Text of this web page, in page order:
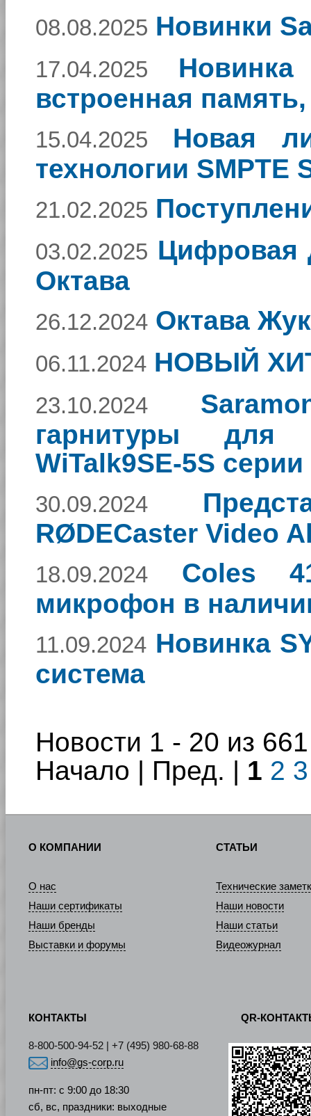
08.08.2025 Новинки
17.04.2025
встроенная
15.04.2025
Новая
технологии SMPTE
21.02.2025
03.02.2025 Цифровая
Октава
26.12.2024 Октава Жук
06.11.2024 НОВЫЙ ХИТ
23.10.2024
гарнитуры для
WiTalk9SE-5S
30.09.2024
RØDECaster Video
18.09.2024
Coles
микрофон в
11.09.2024 Новинка
система
Новости 1 - 20 из 661
Начало | Пред. | 1 2 3
О КОМПАНИИ
О нас
Наши сертификаты
Наши бренды
Выставки и форумы
СТАТЬИ
Технические
Наши новости
Наши статьи
Видеожурнал
КОНТАКТЫ
8-800-500-94-52 | +7 (495) 980-68-88
info@gs-corp.ru
пн-пт: с 9:00 до 18:30
сб, вс, праздники: выходные
QR-